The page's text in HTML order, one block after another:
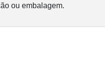
ou embalagem.